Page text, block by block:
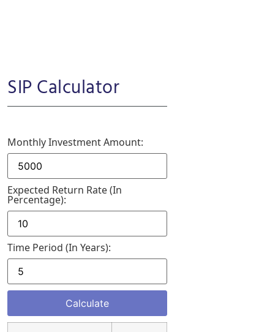
SIP Calculator
Monthly Investment Amount:
Expected Return Rate (in
Percentage):
Time Period (in Years):